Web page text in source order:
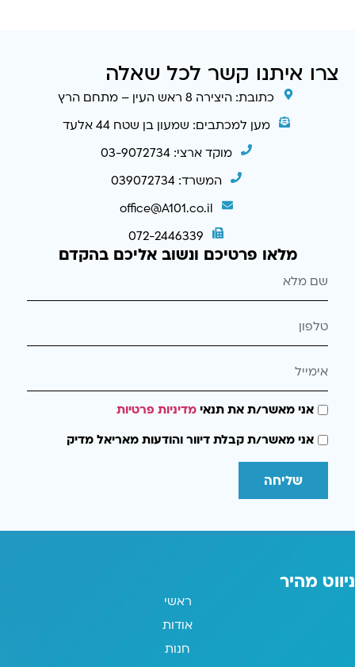
צרו איתנו קשר לכל שאלה
כתובת: היצירה 8 ראש העין – מתחם הרץ
מען למכתבים: שמעון בן שטח 44 אלעד
מוקד ארצי: 03-9072734
המשרד: 039072734
office@A101.co.il
072-2446339
מלאו פרטיכם ונשוב אליכם בהקדם
אני מאשר/ת את תנאימדיניות פרטיות
אני מאשר/ת קבלת דיוור והודעות מאריאל מדיק
שליחה
ניווט מהיר
ראשי
אודות
חנות